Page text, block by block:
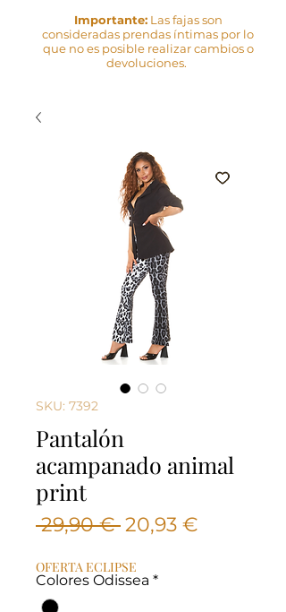
Importante:Las fajas son
consideradas prendas íntimas por lo
que no es posible realizar cambios o
devoluciones.
SKU: 7392
Pantalón
acampanado animal
print
29,90 € Precio
20,93 €
OFERTA ECLIPSE
Colores Odissea *